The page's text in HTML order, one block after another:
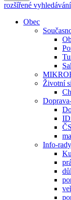
rozšířené vyhledávání
Obec
Životní
Info-